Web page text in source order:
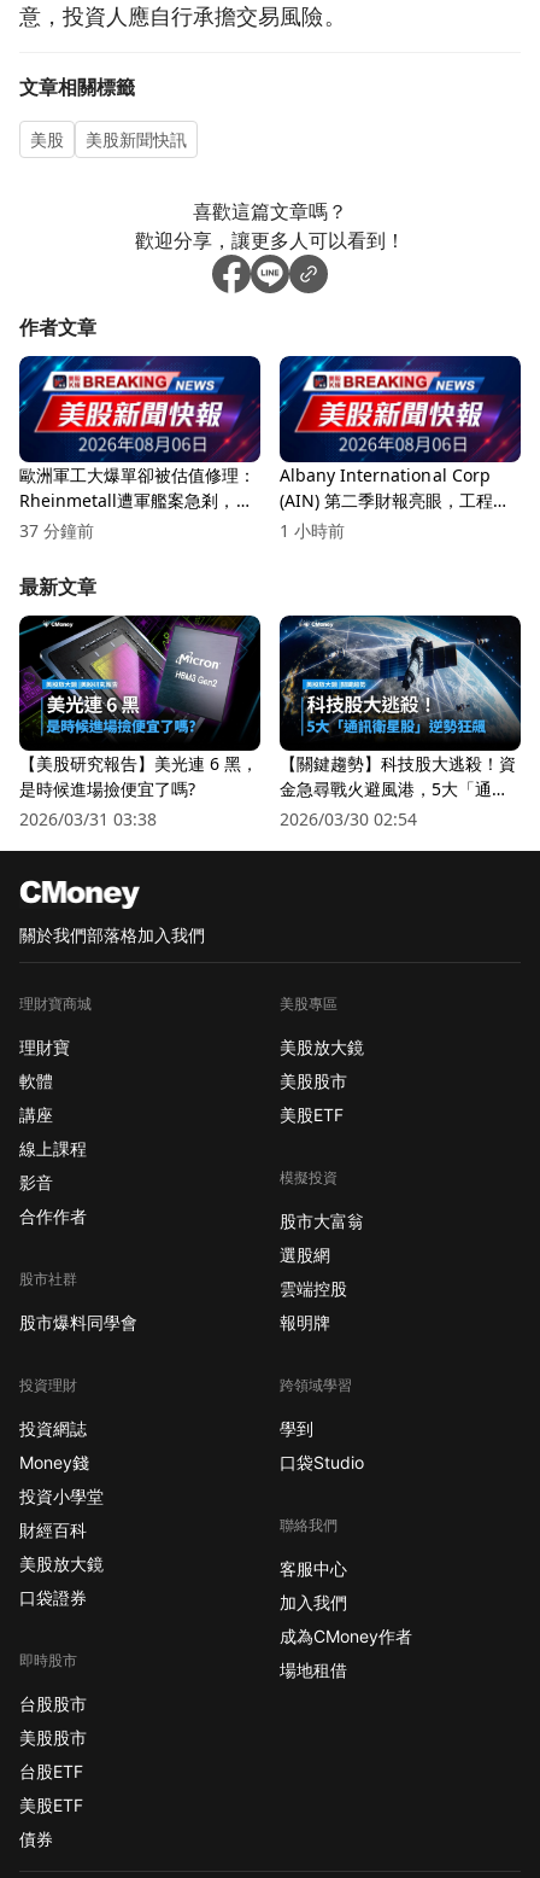
意，投資人應自行承擔交易風險。
文章相關標籤
美股 美股新聞快訊
喜歡這篇文章嗎？
歡迎分享，讓更多人可以看到！
作者文章
歐洲軍工大爆單卻被估值修理：
Rheinmetall遭軍艦案急剎，防
務股進入「交貨考驗期」
37 分鐘前
Albany International Corp
(AIN) 第二季財報亮眼，工程複
合材料創新高！
1 小時前
最新文章
【美股研究報告】美光連 6 黑，
是時候進場撿便宜了嗎?
2026/03/31 03:38
【關鍵趨勢】科技股大逃殺！資
金急尋戰火避風港，5大「通訊
衛星股」逆勢狂飆
2026/03/30 02:54
關於我們部落格加入我們
理財寶商城
理財寶
軟體
講座
線上課程
影音
合作作者
股市社群
股市爆料同學會
投資理財
投資網誌
Money錢
投資小學堂
財經百科
美股放大鏡
口袋證券
即時股市
台股股市
美股股市
台股ETF
美股ETF
債券
美股專區
美股放大鏡
美股股市
美股ETF
模擬投資
股市大富翁
選股網
雲端控股
報明牌
跨領域學習
學到
口袋Studio
聯絡我們
客服中心
加入我們
成為CMoney作者
場地租借